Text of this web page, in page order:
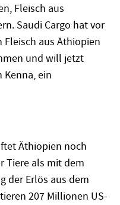
Fleisch aus
Saudi Cargo hat vor
aus Äthiopien
und will jetzt
Kenna, ein
Äthiopien noch
Tiere als mit dem
der Erlös aus dem
207 Millionen US-